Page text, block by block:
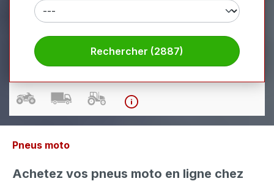
Rechercher (2887)
Pneus moto
Achetez vos pneus moto en ligne chez